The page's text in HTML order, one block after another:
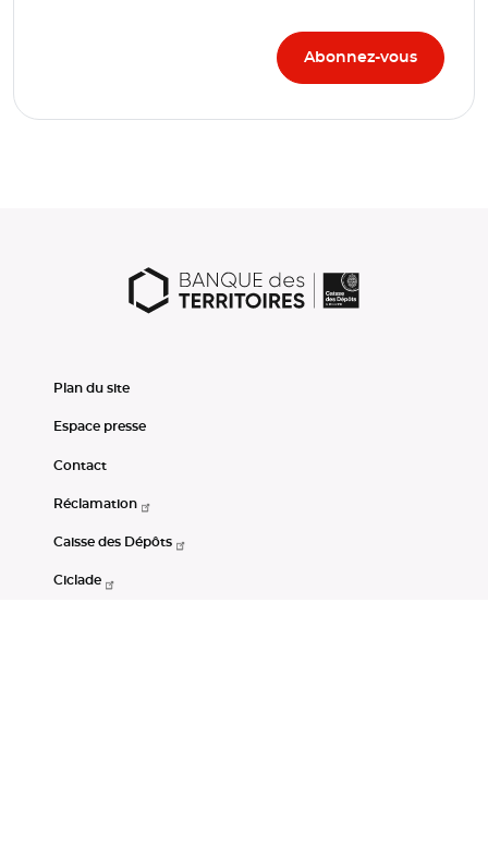
Plan du site
Espace presse
Contact
Réclamation
Caisse des Dépôts
Ciclade